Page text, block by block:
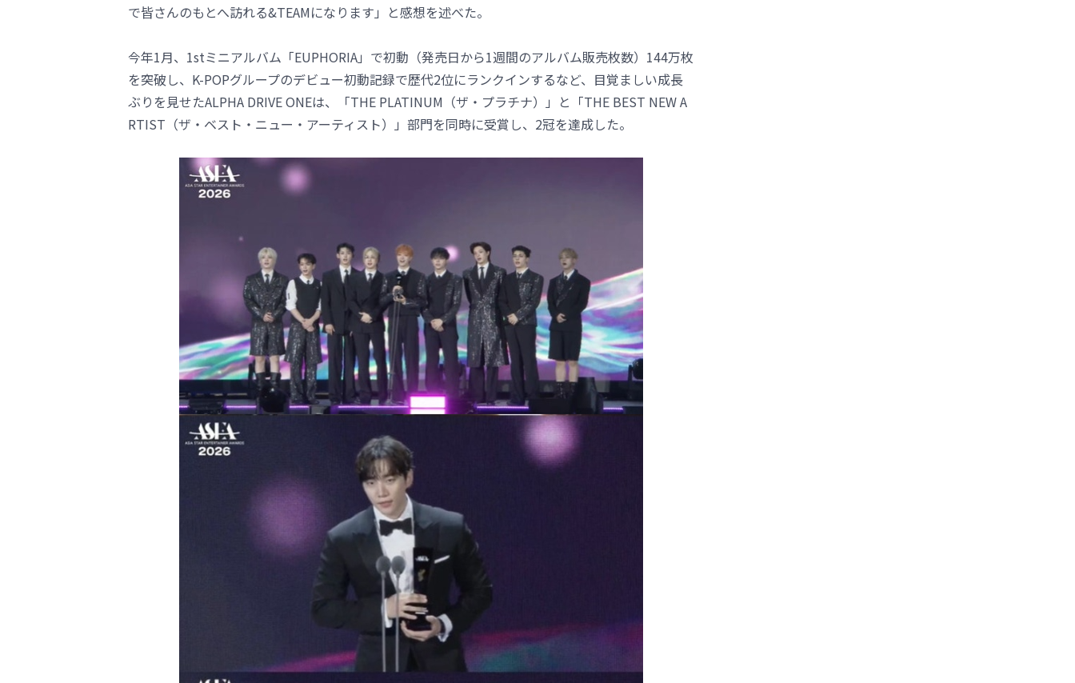
で皆さんのもとへ訪れる&TEAMになります」と感想を述べた。
今年1月、1stミニアルバム「EUPHORIA」で初動（発売日から1週間のアルバム販売枚数）144万枚
を突破し、K-POPグループのデビュー初動記録で歴代2位にランクインするなど、目覚ましい成長
ぶりを見せたALPHA DRIVE ONEは、「THE PLATINUM（ザ・プラチナ）」と「THE BEST NEW A
RTIST（ザ・ベスト・ニュー・アーティスト）」部門を同時に受賞し、2冠を達成した。